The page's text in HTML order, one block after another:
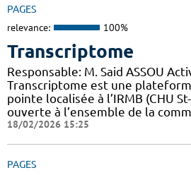
PAGES
relevance: 100%
Transcriptome
Responsable: M. Said ASSOU
Transcriptome est une
pointe localisée à l’IRMB (CHU
ouverte à l’ensemble de la
18/02/2026 15:25
PAGES